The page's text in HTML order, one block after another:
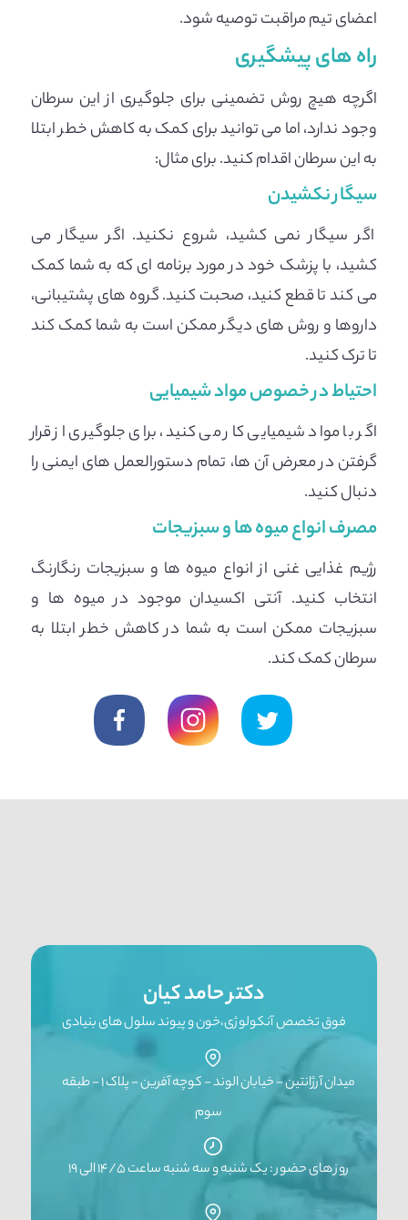
اعضای تیم مراقبت توصیه شود.
راه های پیشگیری
اگرچه هیچ روش تضمینی برای جلوگیری از این سرطان
وجود ندارد، اما می توانید برای کمک به کاهش خطر ابتلا
به این سرطان اقدام کنید. برای مثال:
سیگار نکشیدن
اگر سیگار نمی کشید، شروع نکنید. اگر سیگار می
کشید، با پزشک خود در مورد برنامه ای که به شما کمک
می کند تا قطع کنید، صحبت کنید. گروه های پشتیبانی،
داروها و روش های دیگر ممکن است به شما کمک کند
تا ترک کنید.
احتیاط در خصوص مواد شیمیایی
اگر با مواد شیمیایی کار می کنید، برای جلوگیری از قرار
گرفتن در معرض آن ها، تمام دستورالعمل های ایمنی را
دنبال کنید.
مصرف انواع میوه ها و سبزیجات
رژیم غذایی غنی از انواع میوه ها و سبزیجات رنگارنگ
انتخاب کنید. آنتی اکسیدان موجود در میوه ها و
سبزیجات ممکن است به شما در کاهش خطر ابتلا به
سرطان کمک کند.
دکتر حامد کیان
فوق تخصص آنکولوژی،خون و پیوند سلول های بنیادی
میدان آرژانتین - خیابان الوند - کوچه آفرین - پلاک ۱ - طبقه
سوم
روز های حضور : یک شنبه و سه شنبه ساعت ۱۴/۵ الی ۱۹